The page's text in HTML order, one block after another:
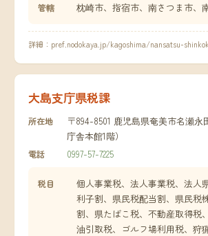
管轄 枕崎市、指宿市、南さつま市、
詳細： pref.nodokaya.jp/kagoshima/nansatsu-
大島支庁県税課
所在地
〒894-8501 鹿児島県奄美市名瀬永
庁舎本館1階）
電話 0997-57-7225
税目
個人事業税、法人事業税、法人
利子割、県民税配当割、県民税
割、県たばこ税、不動産取得税
油引取税、ゴルフ場利用税、狩